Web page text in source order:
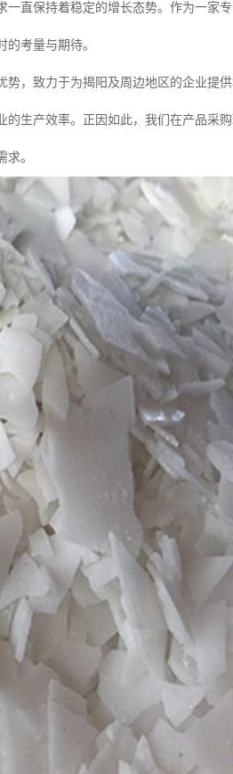
直保持着稳定的增长态势。作为一家
考量与期待。
，致力于为揭阳及周边地区的企业提
生产效率。正因如此，我们在产品采
。